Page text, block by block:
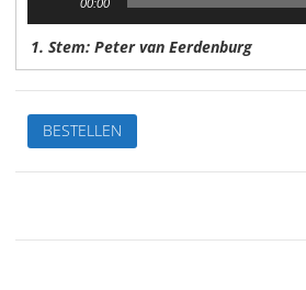
00:00
1. Stem: Peter van Eerdenburg
Een
diagnose
van
onbekende
BESTELLEN